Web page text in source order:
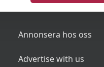
Annonsera hos oss
Advertise with us